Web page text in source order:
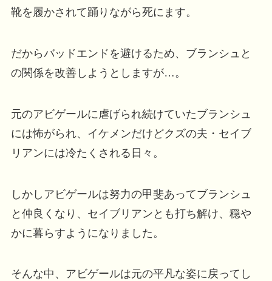
靴を履かされて踊りながら死にます。
だからバッドエンドを避けるため、ブランシュと
の関係を改善しようとしますが…。
元のアビゲールに虐げられ続けていたブランシュ
には怖がられ、イケメンだけどクズの夫・セイブ
リアンには冷たくされる日々。
しかしアビゲールは努力の甲斐あってブランシュ
と仲良くなり、セイブリアンとも打ち解け、穏や
かに暮らすようになりました。
そんな中、アビゲールは元の平凡な姿に戻ってし